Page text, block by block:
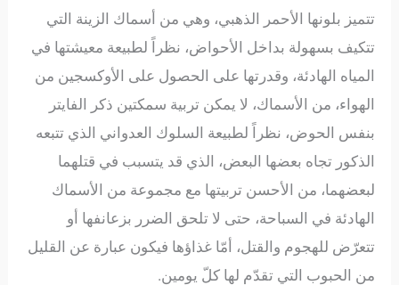
تتميز بلونها الأحمر الذهبي، وهي من أسماك الزينة التي
تتكيف بسهولة بداخل الأحواض، نظراً لطبيعة معيشتها في
المياه الهادئة، وقدرتها على الحصول على الأوكسجين من
الهواء، من الأسماك، لا يمكن تربية سمكتين ذكر الفايتر
بنفس الحوض، نظراً لطبيعة السلوك العدواني الذي تتبعه
الذكور تجاه بعضها البعض، الذي قد يتسبب في قتلهما
لبعضهما، من الأحسن تربيتها مع مجموعة من الأسماك
الهادئة في السباحة، حتى لا تلحق الضرر بزعانفها أو
تتعرّض للهجوم والقتل، أمّا غذاؤها فيكون عبارة عن القليل
من الحبوب التي تقدّم لها كلّ يومين.